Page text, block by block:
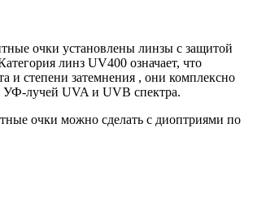
очки установлены линзы c защитой
линз UV400 означает, что
и степени затемнения , они комплексно
УФ-лучей UVA и UVB спектра.
очки можно сделать с диоптриями по